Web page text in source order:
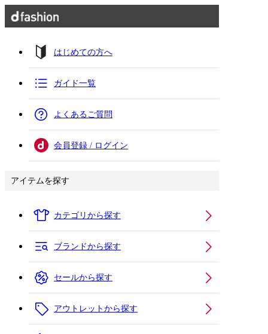
はじめての方へ
ガイド一覧
よくあるご質問
会員登録 / ログイン
アイテムを探す
カテゴリから探す
ブランドから探す
セールから探す
アウトレットから探す